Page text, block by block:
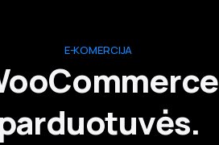
E-KOMERCIJA
parduotuvės.